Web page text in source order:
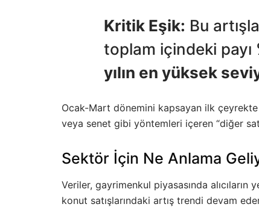
Kritik Eşik: Bu
toplam içindeki payı
yılın en yüksek
Ocak-Mart dönemini kapsayan ilk
veya senet gibi yöntemleri içeren “diğer
Sektör İçin Ne Anlama
Veriler, gayrimenkul piyasasında alıcıların
konut satışlarındaki artış trendi devam